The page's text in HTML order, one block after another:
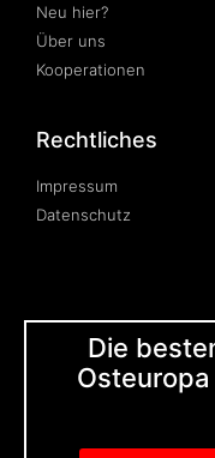
Neu hier?
Über uns
Kooperationen
Rechtliches
Impressum
Datenschutz
Die